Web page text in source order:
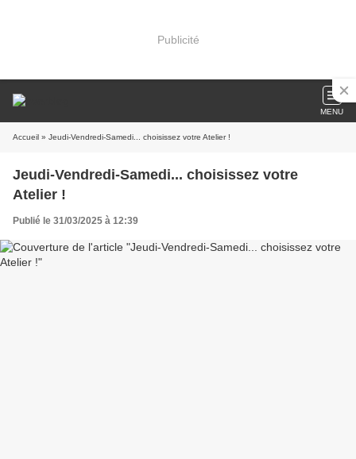
Publicité
MENU
Accueil » Jeudi-Vendredi-Samedi... choisissez votre Atelier !
Jeudi-Vendredi-Samedi... choisissez votre
Atelier !
Publié le 31/03/2025 à 12:39